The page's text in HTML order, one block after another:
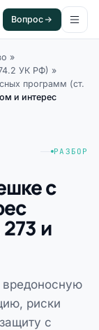
Вопрос
»
УК РФ) »
программ (ст.
и интерес
РАЗБОР
с
и
вредоносную
риски
с